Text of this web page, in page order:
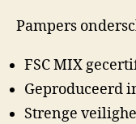
Pampers
FSC MIX
Geproduceerd
Strenge